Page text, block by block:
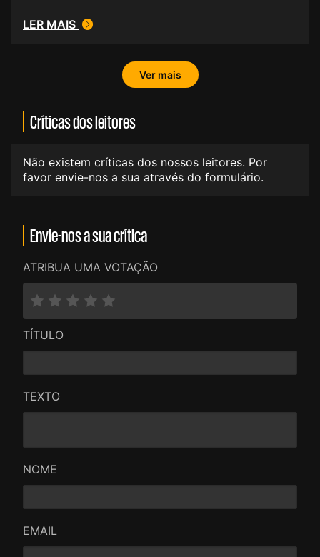
LER MAIS
Ver mais
Críticas dos leitores
Não existem críticas dos nossos leitores. Por
favor envie-nos a sua através do formulário.
Envie-nos a sua crítica
ATRIBUA UMA VOTAÇÃO
TÍTULO
TEXTO
NOME
EMAIL